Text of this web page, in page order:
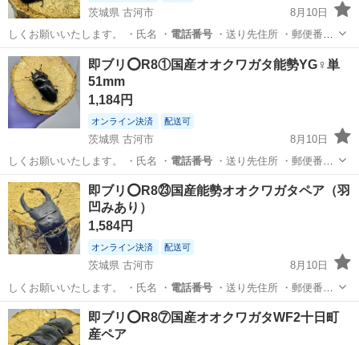
茨城県 古河市
8月10日
しくお願いいたします。 ・氏名 ・ 電話番号・送り先住所 ・郵便番号
発送の…
茨城 古河市 その他
即ブリ⭕️R8①国産オオクワガタ︎︎能勢YG♀単
51mm
1,184円
オンライン決済 配送可
茨城県 古河市
8月10日
しくお願いいたします。 ・氏名 ・ 電話番号・送り先住所 ・郵便番号
発送の…
茨城 古河市 その他 能勢
即ブリ⭕️R8㉓国産能勢オオクワガタペア（羽
凹みあり）
1,584円
オンライン決済 配送可
茨城県 古河市
8月10日
しくお願いいたします。 ・氏名 ・ 電話番号・送り先住所 ・郵便番号
発送の…
茨城 古河市 その他 能勢
即ブリ⭕️R8⑦国産オオクワガタ︎︎WF2十日町
産ペア